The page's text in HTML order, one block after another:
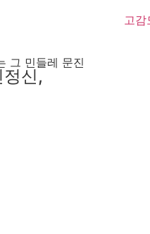
그 민들레 문진
신,